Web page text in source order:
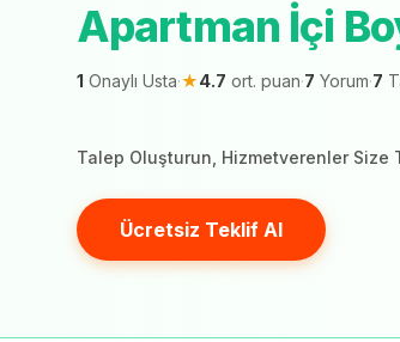
Apartman İçi
1 Onaylı Usta·★4.7 ort. puan·7 Yorum·7
Talep Oluşturun, Hizmetverenler
Ücretsiz Teklif Al